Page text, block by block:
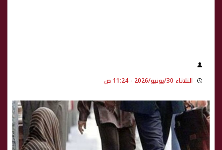
الثلاثاء 30/يونيو/2026 - 11:24 ص